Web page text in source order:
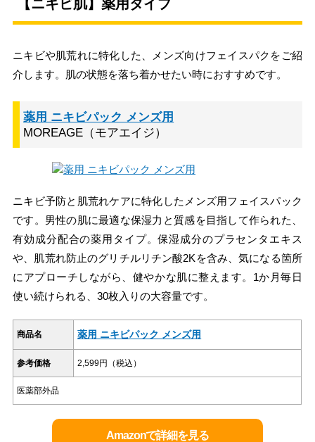
【ニキビ肌】薬用タイプ
ニキビや肌荒れに特化した、メンズ向けフェイスパクをご紹
介します。肌の状態を落ち着かせたい時におすすめです。
薬用 ニキビパック メンズ用
MOREAGE（モアエイジ）
ニキビ予防と肌荒れケアに特化したメンズ用フェイスパック
です。男性の肌に最適な保湿力と質感を目指して作られた、
有効成分配合の薬用タイプ。保湿成分のプラセンタエキス
や、肌荒れ防止のグリチルリチン酸2Kを含み、気になる箇所
にアプローチしながら、健やかな肌に整えます。1か月毎日
使い続けられる、30枚入りの大容量です。
商品名 薬用 ニキビパック メンズ用
参考価格 2,599円（税込）
医薬部外品
Amazonで詳細を見る